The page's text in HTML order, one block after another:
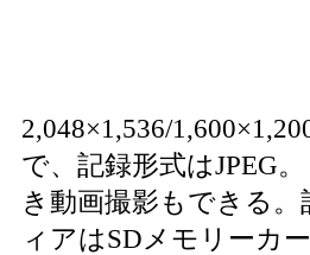
2,048×1,536/
で、記録形式はJPEG
き動画撮影もできる。
ィアはSDメモリーカ